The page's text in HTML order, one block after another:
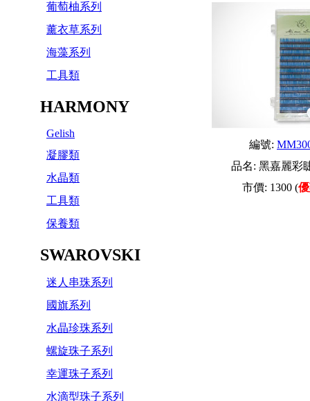
葡萄柚系列
薰衣草系列
海藻系列
工具類
HARMONY
Gelish
凝膠類
水晶類
工具類
保養類
SWAROVSKI
迷人串珠系列
國旗系列
水晶珍珠系列
螺旋珠子系列
幸運珠子系列
水滴型珠子系列
編號:
品名: 黑嘉麗彩
市價: 1300 (